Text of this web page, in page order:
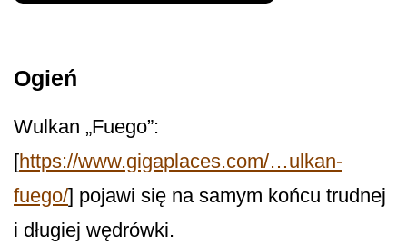
Ogień
Wulkan „Fuego”:
[https://www.gigaplaces.com/…ulkan-
fuego/] pojawi się na samym końcu trudnej
i długiej wędrówki.